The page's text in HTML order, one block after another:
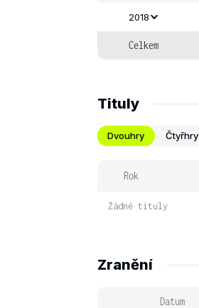
2018
Celkem
Tituly
Dvouhry Čtyřhry
Rok
Žádné tituly
Zranění
Datum